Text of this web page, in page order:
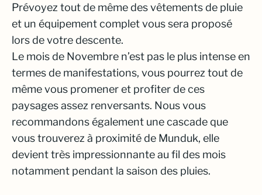
Prévoyez tout de même des vêtements de pluie
et un équipement complet vous sera proposé
lors de votre descente.
Le mois de Novembre n’est pas le plus intense en
termes de manifestations, vous pourrez tout de
même vous promener et profiter de ces
paysages assez renversants. Nous vous
recommandons également une cascade que
vous trouverez à proximité de Munduk, elle
devient très impressionnante au fil des mois
notamment pendant la saison des pluies.